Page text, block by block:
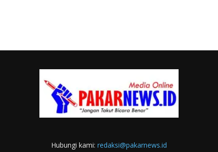
Hubungi kami: redaksi@pakarnews.id